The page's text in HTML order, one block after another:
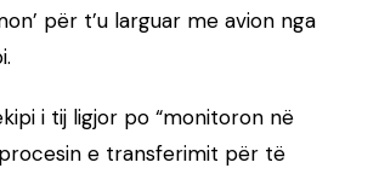
për t’u larguar me avion nga
i tij ligjor po “monitoron në
e transferimit për të